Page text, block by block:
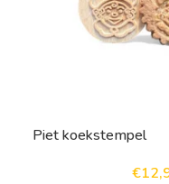
Piet koekstempel
€